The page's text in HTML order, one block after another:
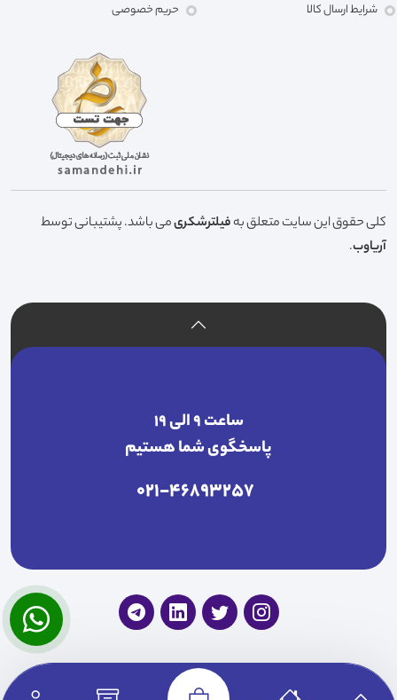
شرایط ارسال کالا
حریم خصوصی
کلی حقوق این سایت متعلق بهفیلترشکریمی باشد. پشتیبانی توسط
آریاوب.
ساعت ۹ الی ۱۹
پاسخگوی شما هستیم
021-46893257